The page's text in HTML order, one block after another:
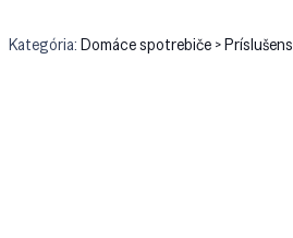
Kategória:Domáce spotrebiče >